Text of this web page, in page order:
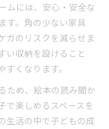
ムには、安心・安全な
す。角の少ない家具
ガのリスクを減らせま
い収納を設けること
くなります。
ため、絵本の読み聞か
で楽しめるスペースを
生活の中で子どもの成